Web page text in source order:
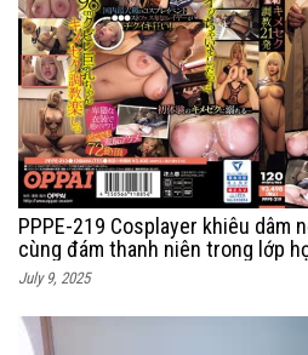
PPPE-219 Cosplayer khiêu dâm
cùng đám thanh niên trong lớp
July 9, 2025